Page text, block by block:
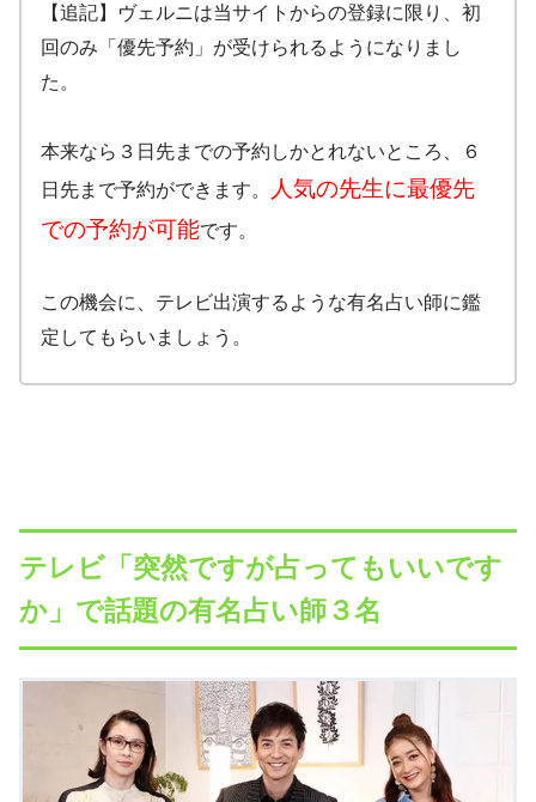
【追記】ヴェルニは当サイトからの登録に限り、初
回のみ「優先予約」が受けられるようになりまし
た。
本来なら３日先までの予約しかとれないところ、６
日先まで予約ができます。
人気の先生に最優先
での予約が可能です。
この機会に、テレビ出演するような有名占い師に鑑
定してもらいましょう。
テレビ「突然ですが占ってもいいです
か」で話題の有名占い師３名